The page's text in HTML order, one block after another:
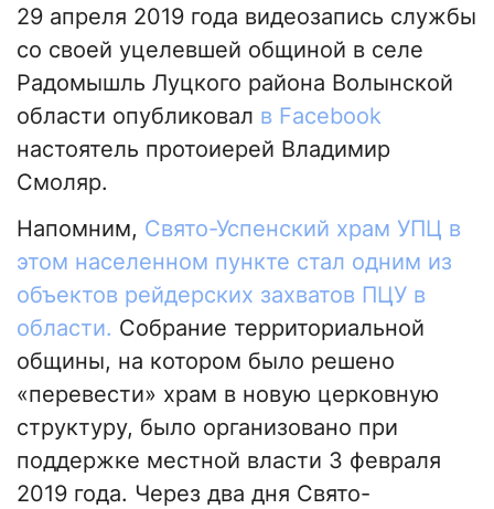
29 апреля 2019 года видеозапись службы
со своей уцелевшей общиной в селе
Радомышль Луцкого района Волынской
области опубликовал в Facebook
настоятель протоиерей Владимир
Смоляр.
Напомним, Свято-Успенский храм УПЦ в
этом населенном пункте стал одним из
объектов рейдерских захватов ПЦУ в
области. Собрание территориальной
общины, на котором было решено
«перевести» храм в новую церковную
структуру, было организовано при
поддержке местной власти 3 февраля
2019 года. Через два дня Свято-